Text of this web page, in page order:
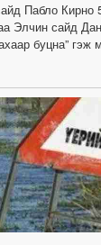
Пабло Кирно
Элчин сайд
буцна” гэж